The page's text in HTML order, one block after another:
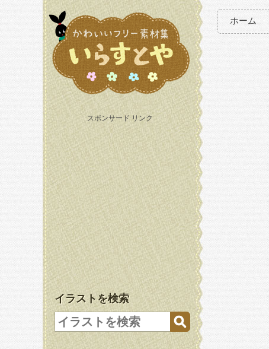
スポンサード リンク
イラストを検索
ホーム